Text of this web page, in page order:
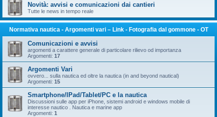
Novità: avvisi e comunicazioni dai cantieri
Tutte le news in tempo reale
Normativa nautica - Argomenti vari – Link - Fotografia dal gommone - OT
Comunicazioni e avvisi
argomenti a carattere generale di particolare rilievo od importanza
Argomenti: 17
Argomenti Vari
ovvero... sulla nautica ed oltre la nautica (in and beyond nautical)
Argomenti: 15
Smartphone/IPad/Tablet/PC e la nautica
Discussioni sulle app per iPhone, sistemi android e windows mobile di
interesse nautico . Nautica e marine app
Argomenti: 1